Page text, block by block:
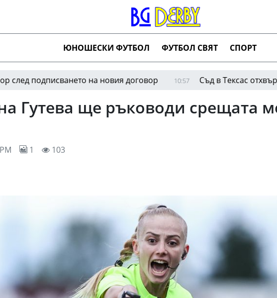
ЮНОШЕСКИ ФУТБОЛ ФУТБОЛ СВЯТ СПОРТ
на новия договор 10:57 Съд в Тексас отхвърли
Гутева ще ръководи срещата
1 103